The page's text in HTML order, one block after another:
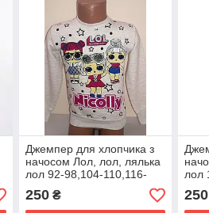
Джемпер для хлопчика з
начосом Лол, лол, лялька
лол 92-98,104-110,116-
122
250₴
лол
250